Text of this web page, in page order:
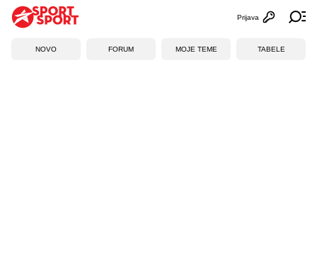
Otvori
Prijava
NOVO FORUM MOJE TEME TABELE